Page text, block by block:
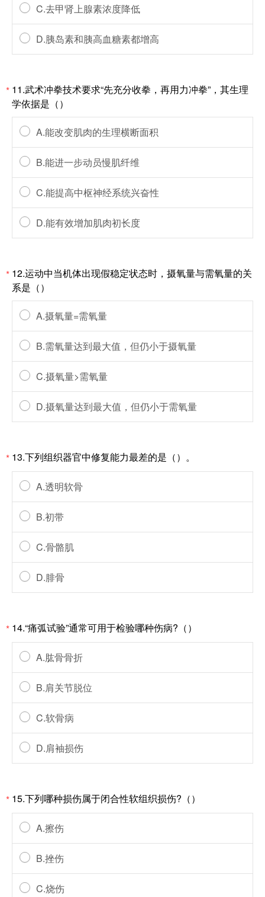
C.去甲肾上腺素浓度降低
D.胰岛素和胰高血糖素都增高
* 11.武术冲拳技术要求“先充分收拳，再用力冲拳”，其生理
学依据是（）
A.能改变肌肉的生理横断面积
B.能进一步动员慢肌纤维
C.能提高中枢神经系统兴奋性
D.能有效增加肌肉初长度
* 12.运动中当机体出现假稳定状态时，摄氧量与需氧量的关
系是（）
A.摄氧量=需氧量
B.需氧量达到最大值，但仍小于摄氧量
C.摄氧量>需氧量
D.摄氧量达到最大值，但仍小于需氧量
* 13.下列组织器官中修复能力最差的是（）。
A.透明软骨
B.初带
C.骨骼肌
D.腓骨
* 14.“痛弧试验”通常可用于检验哪种伤病?（）
A.肱骨骨折
B.肩关节脱位
C.软骨病
D.肩袖损伤
* 15.下列哪种损伤属于闭合性软组织损伤?（）
A.擦伤
B.挫伤
C.烧伤